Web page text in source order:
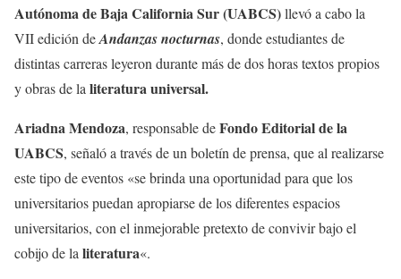
Autónoma de Baja California Sur (UABCS)llevó a cabo la
VII edición deAndanzas nocturnas, donde estudiantes de
distintas carreras leyeron durante más de dos horas textos propios
y obras de la literatura universal.
Ariadna Mendoza, responsable deFondo Editorial de la
UABCS, señaló a través de un boletín de prensa, que al realizarse
este tipo de eventos «se brinda una oportunidad para que los
universitarios puedan apropiarse de los diferentes espacios
universitarios, con el inmejorable pretexto de convivir bajo el
cobijo de la literatura«.